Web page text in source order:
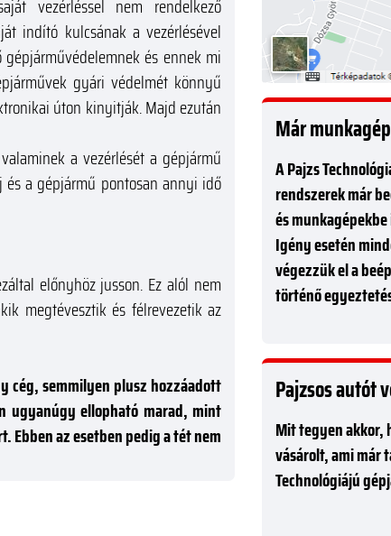
vezérléssel nem rendelkező
indító kulcsának a vezérlésével
és ennek mi
gyári védelmét könnyű
úton kinyitják. Majd ezután
a vezérlését a gépjármű
a gépjármű pontosan annyi idő
előnyhöz jusson. Ez alól nem
megtévesztik és félrevezetik az
cég, semmilyen plusz hozzáadott
ugyanúgy ellopható marad, mint
Ebben az esetben pedig a tét nem
Már
A Pajzs
rendszerek már
és
Igény esetén
végezzük el a
történő
Pajzsos autót
Mit tegyen akkor,
vásárolt, ami már
Technológiájú